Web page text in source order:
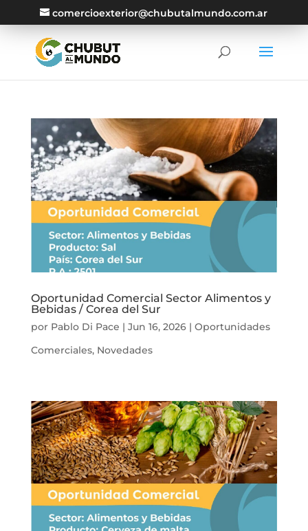
comercioexterior@chubutalmundo.com.ar
Oportunidad Comercial Sector Alimentos y
Bebidas / Corea del Sur
por Pablo Di Pace | Jun 16, 2026| Oportunidades
Comerciales, Novedades